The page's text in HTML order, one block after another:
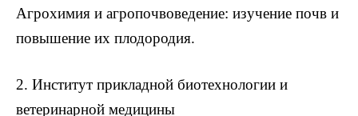
Агрохимия и агропочвоведение: изучение почв и
повышение их плодородия.
2. Институт прикладной биотехнологии и
ветеринарной медицины